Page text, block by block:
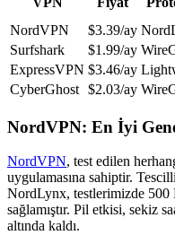
NordVPN
$3.39/ay
Surfshark
$1.99/ay
ExpressVPN $3.46/ay
CyberGhost $2.03/ay
NordVPN: En İyi
NordVPN, test edilen
uygulamasına sahiptir.
NordLynx, testlerimizde 500
sağlamıştır. Pil etkisi, sekiz
altında kaldı.